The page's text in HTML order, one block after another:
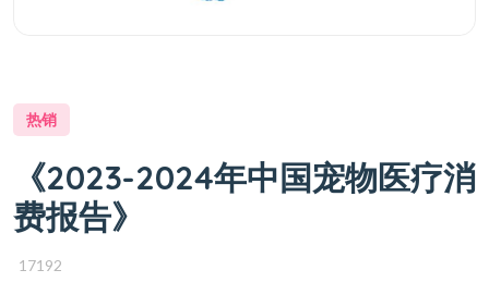
热销
《2023-2024年中国宠物医疗消
费报告》
17192